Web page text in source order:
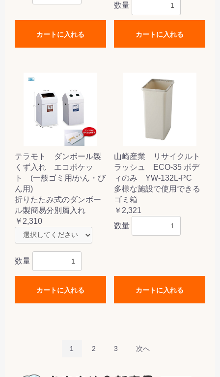
カートに入れる
数量
カートに入れる
テラモト ダンボール製
くず入れ エコポケッ
ト (一般ゴミ用/かん・び
ん用)
折りたたみ式のダンボー
ル製簡易分別屑入れ
￥2,310
数量
カートに入れる
山崎産業 リサイクルト
ラッシュ ECO-35 ボデ
ィのみ YW-132L-PC
多様な施設で使用できる
ゴミ箱
￥2,321
数量
カートに入れる
1 2 3 次へ